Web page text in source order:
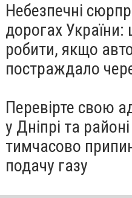
Небезпечні
дорогах України:
робити, якщо
постраждало
Перевірте свою
у Дніпрі та районі
тимчасово
подачу газу